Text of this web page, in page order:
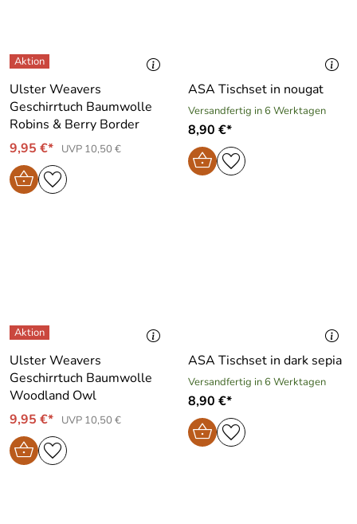
Ulster Weavers
Geschirrtuch Baumwolle
Robins & Berry Border
9,95 €*
UVP 10,50 €
ASA Tischset in nougat
Versandfertig in 6 Werktagen
8,90 €*
Ulster Weavers
Geschirrtuch Baumwolle
Woodland Owl
9,95 €*
UVP 10,50 €
ASA Tischset in dark sepia
Versandfertig in 6 Werktagen
8,90 €*